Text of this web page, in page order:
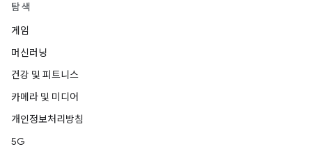
탐색
게임
머신러닝
건강 및 피트니스
카메라 및 미디어
개인정보처리방침
5G